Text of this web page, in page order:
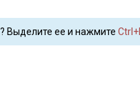
? Выделите ее и нажмите